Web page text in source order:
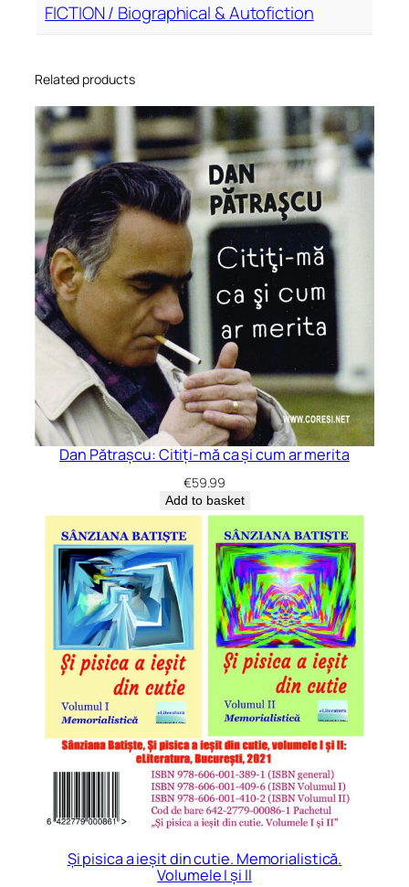
FICTION / Biographical & Autofiction
Related products
Dan Pătrașcu: Citiți-mă ca și cum ar merita
€59.99
Add to basket
Și pisica a ieșit din cutie. Memorialistică.
Volumele I și II